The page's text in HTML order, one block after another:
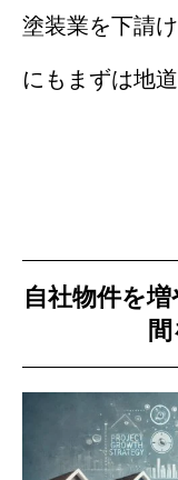
塗装業を下請
にもまずは地
自社物件を